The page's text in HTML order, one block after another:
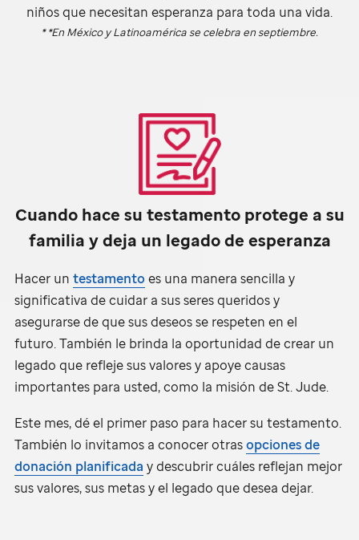
niños que necesitan esperanza para toda una vida.
* *En México y Latinoamérica se celebra en septiembre.
Cuando hace su testamento protege a su
familia y deja un legado de esperanza
Hacer un testamento es una manera sencilla y
significativa de cuidar a sus seres queridos y
asegurarse de que sus deseos se respeten en el
futuro. También le brinda la oportunidad de crear un
legado que refleje sus valores y apoye causas
importantes para usted, como la misión deSt. Jude.
Este mes, dé el primer paso para hacer su testamento.
También lo invitamos a conocer otrasopciones de
donación planificada y descubrir cuáles reflejan mejor
sus valores, sus metas y el legado que desea dejar.